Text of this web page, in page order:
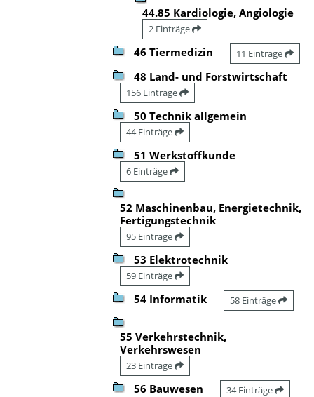
44.85 Kardiologie, Angiologie
2 Einträge
46 Tiermedizin 11 Einträge
48 Land- und Forstwirtschaft
156 Einträge
50 Technik allgemein
44 Einträge
51 Werkstoffkunde
6 Einträge
52 Maschinenbau, Energietechnik,
Fertigungstechnik
95 Einträge
53 Elektrotechnik
59 Einträge
54 Informatik 58 Einträge
55 Verkehrstechnik,
Verkehrswesen
23 Einträge
56 Bauwesen 34 Einträge